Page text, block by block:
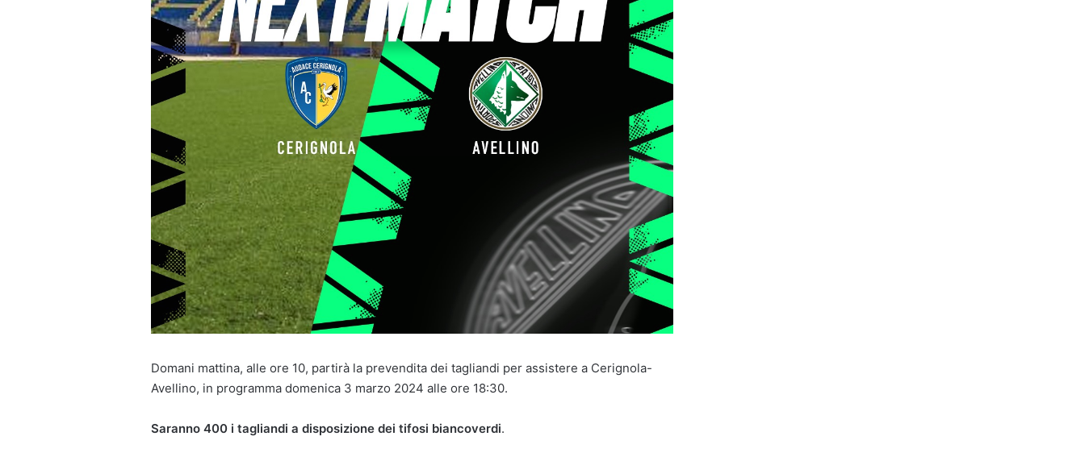
Domani mattina, alle ore 10, partirà la prevendita dei tagliandi per assistere a Cerignola-
Avellino, in programma domenica 3 marzo 2024 alle ore 18:30.
Saranno 400 i tagliandi a disposizione dei tifosi biancoverdi.